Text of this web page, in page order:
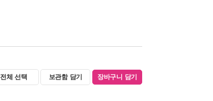
전체 선택 보관함 담기 장바구니 담기